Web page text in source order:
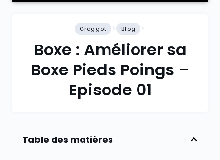
Greggot Blog
Boxe : Améliorer sa
Boxe Pieds Poings –
Episode 01
Table des matières